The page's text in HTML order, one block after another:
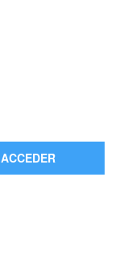
ACCEDER